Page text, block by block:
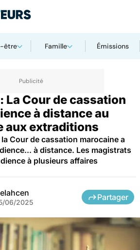
être Famille Émissions
La Cour de cassation
à distance au
aux extraditions
Cour de cassation marocaine a
à distance. Les magistrats
à plusieurs affaires
06/2025
Partager